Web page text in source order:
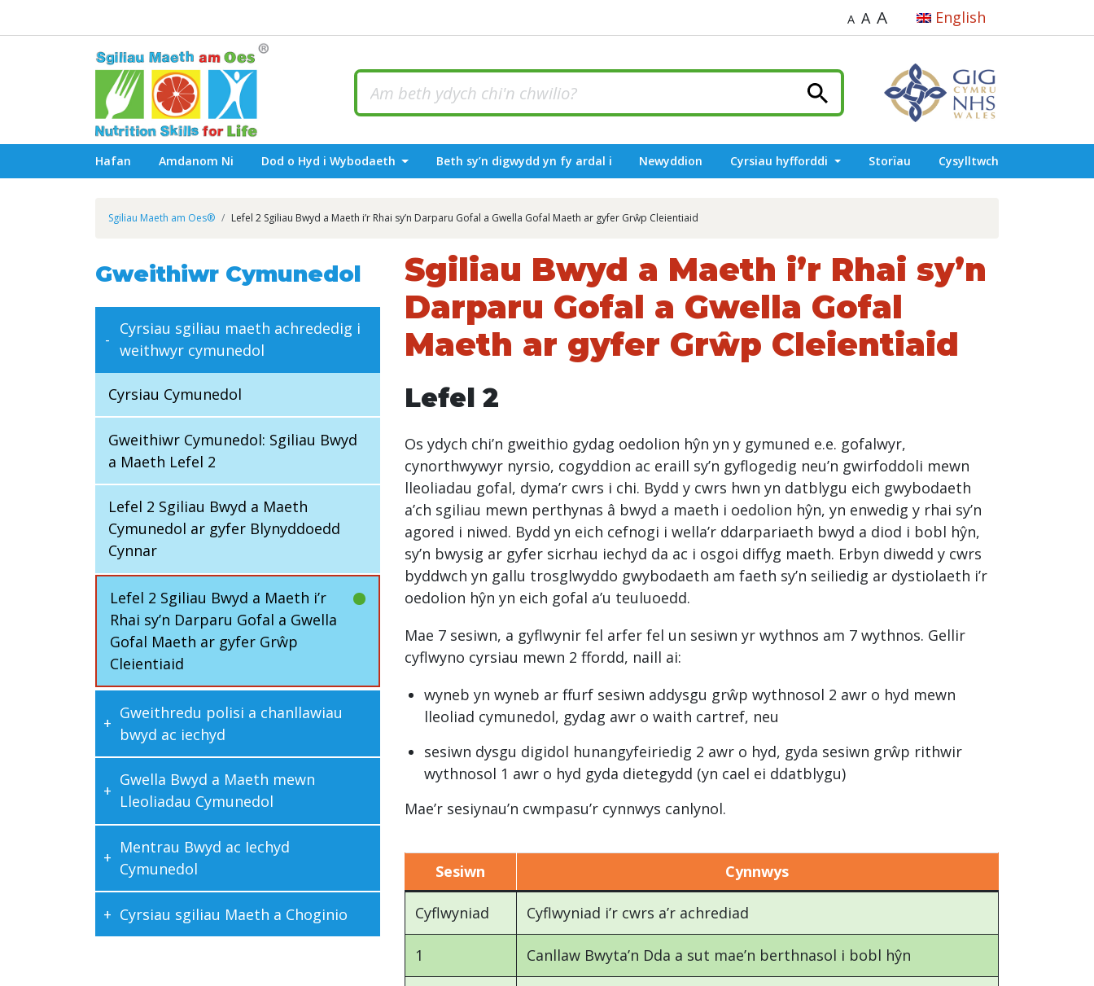
A A A English
Hafan Amdanom Ni Dod o Hyd i Wybodaeth Beth sy’n digwydd yn fy ardal i Newyddion Cyrsiau hyfforddi Storïau Cysylltwch
Sgiliau Maeth am Oes® Lefel 2 Sgiliau Bwyd a Maeth i’r Rhai sy’n Darparu Gofal a Gwella Gofal Maeth ar gyfer Grŵp Cleientiaid
Gweithiwr Cymunedol
Cyrsiau sgiliau maeth achrededig i
weithwyr cymunedol
Cyrsiau Cymunedol
Gweithiwr Cymunedol: Sgiliau Bwyd
a Maeth Lefel 2
Lefel 2 Sgiliau Bwyd a Maeth
Cymunedol ar gyfer Blynyddoedd
Cynnar
Lefel 2 Sgiliau Bwyd a Maeth i’r
Rhai sy’n Darparu Gofal a Gwella
Gofal Maeth ar gyfer Grŵp
Cleientiaid
Gweithredu polisi a chanllawiau
bwyd ac iechyd
Gwella Bwyd a Maeth mewn
Lleoliadau Cymunedol
Mentrau Bwyd ac Iechyd
Cymunedol
Cyrsiau sgiliau Maeth a Choginio
Sgiliau Bwyd a Maeth i’r Rhai sy’n
Darparu Gofal a Gwella Gofal
Maeth ar gyfer Grŵp Cleientiaid
Lefel 2
Os ydych chi’n gweithio gydag oedolion hŷn yn y gymuned e.e. gofalwyr,
cynorthwywyr nyrsio, cogyddion ac eraill sy’n gyflogedig neu’n gwirfoddoli mewn
lleoliadau gofal, dyma’r cwrs i chi. Bydd y cwrs hwn yn datblygu eich gwybodaeth
a’ch sgiliau mewn perthynas â bwyd a maeth i oedolion hŷn, yn enwedig y rhai sy’n
agored i niwed. Bydd yn eich cefnogi i wella’r ddarpariaeth bwyd a diod i bobl hŷn,
sy’n bwysig ar gyfer sicrhau iechyd da ac i osgoi diffyg maeth. Erbyn diwedd y cwrs
byddwch yn gallu trosglwyddo gwybodaeth am faeth sy’n seiliedig ar dystiolaeth i’r
oedolion hŷn yn eich gofal a’u teuluoedd.
Mae 7 sesiwn, a gyflwynir fel arfer fel un sesiwn yr wythnos am 7 wythnos. Gellir
cyflwyno cyrsiau mewn 2 ffordd, naill ai:
wyneb yn wyneb ar ffurf sesiwn addysgu grŵp wythnosol 2 awr o hyd mewn
lleoliad cymunedol, gydag awr o waith cartref, neu
sesiwn dysgu digidol hunangyfeiriedig 2 awr o hyd, gyda sesiwn grŵp rithwir
wythnosol 1 awr o hyd gyda dietegydd (yn cael ei ddatblygu)
Mae’r sesiynau’n cwmpasu’r cynnwys canlynol.
Sesiwn Cynnwys
Cyflwyniad Cyflwyniad i’r cwrs a’r achrediad
1 Canllaw Bwyta’n Dda a sut mae’n berthnasol i bobl hŷn